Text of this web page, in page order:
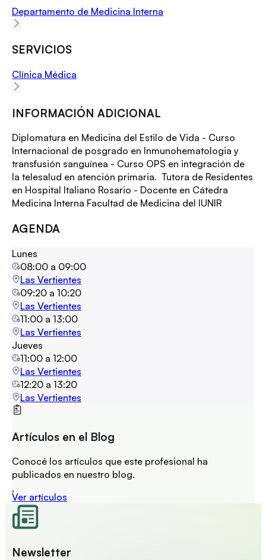
Departamento de Medicina Interna
SERVICIOS
Clínica Médica
INFORMACIÓN ADICIONAL
Diplomatura en Medicina del Estilo de Vida - Curso
Internacional de posgrado en Inmunohematologia y
transfusión sanguínea - Curso OPS en integración de
la telesalud en atención primaria. Tutora de Residentes
en Hospital Italiano Rosario - Docente en Cátedra
Medicina Interna Facultad de Medicina del IUNIR
AGENDA
Lunes
08:00 a 09:00
Las Vertientes
09:20 a 10:20
Las Vertientes
11:00 a 13:00
Las Vertientes
Jueves
11:00 a 12:00
Las Vertientes
12:20 a 13:20
Las Vertientes
Artículos en el Blog
Conocé los artículos que este profesional ha
publicados en nuestro blog.
Ver artículos
Newsletter